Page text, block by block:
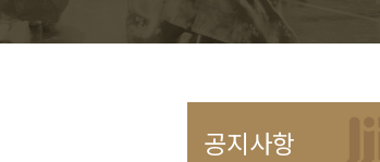
공지사항
찾아오시는 길